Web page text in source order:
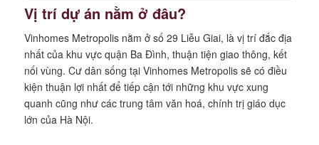
Vị trí dự án nằm ở đâu?
Vinhomes Metropolis nằm ở số 29 Liễu Giai, là vị trí đắc địa
nhất của khu vực quận Ba Đình, thuận tiện giao thông, kết
nối vùng. Cư dân sống tại Vinhomes Metropolis sẽ có điều
kiện thuận lợi nhất để tiếp cận tới những khu vực xung
quanh cũng như các trung tâm văn hoá, chính trị giáo dục
lớn của Hà Nội.